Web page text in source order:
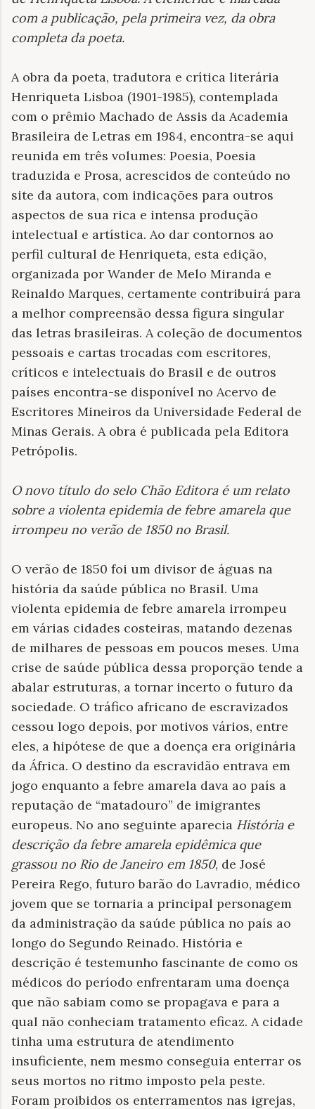
com a publicação, pela primeira vez, da obra
completa da poeta.
A obra da poeta, tradutora e crítica literária
Henriqueta Lisboa (1901-1985), contemplada
com o prêmio Machado de Assis da Academia
Brasileira de Letras em 1984, encontra-se aqui
reunida em três volumes: Poesia, Poesia
traduzida e Prosa, acrescidos de conteúdo no
site da autora, com indicações para outros
aspectos de sua rica e intensa produção
intelectual e artística. Ao dar contornos ao
perfil cultural de Henriqueta, esta edição,
organizada por Wander de Melo Miranda e
Reinaldo Marques, certamente contribuirá para
a melhor compreensão dessa figura singular
das letras brasileiras. A coleção de documentos
pessoais e cartas trocadas com escritores,
críticos e intelectuais do Brasil e de outros
países encontra-se disponível no Acervo de
Escritores Mineiros da Universidade Federal de
Minas Gerais. A obra é publicada pela Editora
Petrópolis.
O novo título do selo Chão Editora é um relato
sobre a violenta epidemia de febre amarela que
irrompeu no verão de 1850 no Brasil.
O verão de 1850 foi um divisor de águas na
história da saúde pública no Brasil. Uma
violenta epidemia de febre amarela irrompeu
em várias cidades costeiras, matando dezenas
de milhares de pessoas em poucos meses. Uma
crise de saúde pública dessa proporção tende a
abalar estruturas, a tornar incerto o futuro da
sociedade. O tráfico africano de escravizados
cessou logo depois, por motivos vários, entre
eles, a hipótese de que a doença era originária
da África. O destino da escravidão entrava em
jogo enquanto a febre amarela dava ao país a
reputação de “matadouro” de imigrantes
europeus. No ano seguinte aparecia História e
descrição da febre amarela epidêmica que
grassou no Rio de Janeiro em 1850, de José
Pereira Rego, futuro barão do Lavradio, médico
jovem que se tornaria a principal personagem
da administração da saúde pública no país ao
longo do Segundo Reinado. História e
descrição é testemunho fascinante de como os
médicos do período enfrentaram uma doença
que não sabiam como se propagava e para a
qual não conheciam tratamento eficaz. A cidade
tinha uma estrutura de atendimento
insuficiente, nem mesmo conseguia enterrar os
seus mortos no ritmo imposto pela peste.
Foram proibidos os enterramentos nas igrejas,